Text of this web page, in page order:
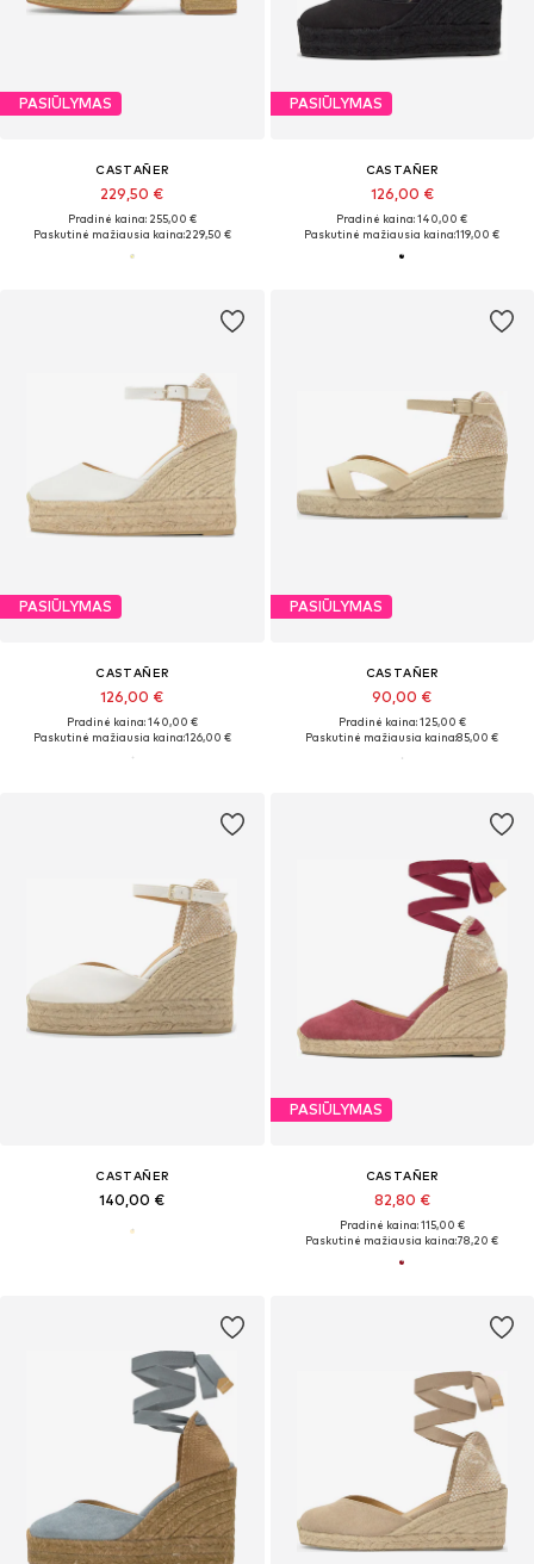
PASIŪLYMAS
CASTAÑER
229,50 €
Pradinė kaina: 255,00 €
Paskutinė mažiausia kaina:229,50 €
PASIŪLYMAS
CASTAÑER
126,00 €
Pradinė kaina: 140,00 €
Paskutinė mažiausia kaina:119,00 €
PASIŪLYMAS
CASTAÑER
126,00 €
Pradinė kaina: 140,00 €
Paskutinė mažiausia kaina:126,00 €
PASIŪLYMAS
CASTAÑER
90,00 €
Pradinė kaina: 125,00 €
Paskutinė mažiausia kaina:85,00 €
CASTAÑER
140,00 €
PASIŪLYMAS
CASTAÑER
82,80 €
Pradinė kaina: 115,00 €
Paskutinė mažiausia kaina:78,20 €